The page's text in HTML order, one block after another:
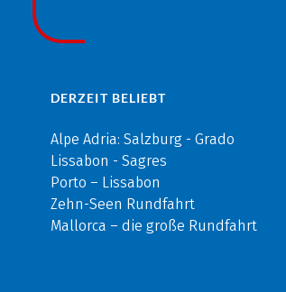
DERZEIT BELIEBT
Alpe Adria: Salzburg - Grado
Lissabon - Sagres
Porto – Lissabon
Zehn-Seen Rundfahrt
Mallorca – die große Rundfahrt